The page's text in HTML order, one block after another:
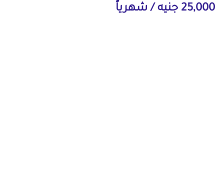
25,000 جنيه / شهرياً